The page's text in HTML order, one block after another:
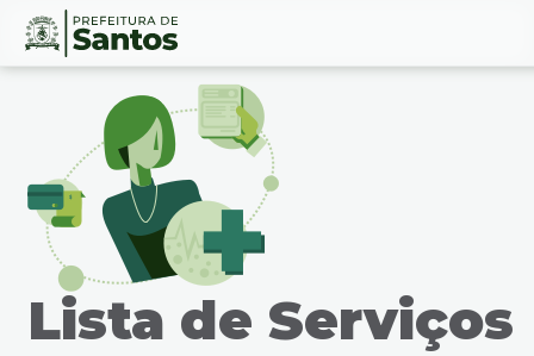
Ir
Conteúdo
Lista de Serviços